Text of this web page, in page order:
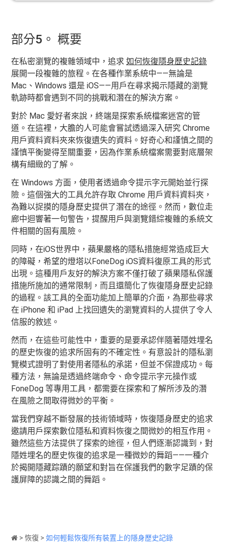
部分5。 概要
在私密瀏覽的複雜領域中，追求如何恢復隱身歷史記錄
展開一段複雜的旅程。在各種作業系統中——無論是
Mac、Windows 還是 iOS——用戶在尋求揭示隱藏的瀏覽
軌跡時都會遇到不同的挑戰和潛在的解決方案。
對於 Mac 愛好者來說，終端是探索系統檔案迷宮的管
道。在這裡，大膽的人可能會嘗試透過深入研究 Chrome
用戶資料資料夾來恢復遺失的資料。好奇心和謹慎之間的
謹慎平衡變得至關重要，因為作業系統檔案需要對底層架
構有細緻的了解。
在 Windows 方面，使用者透過命令提示字元開始並行探
險。這個強大的工具允許存取 Chrome 用戶資料資料夾，
為難以捉摸的隱身歷史提供了潛在的途徑。然而，數位走
廊中迴響著一句警告，提醒用戶與瀏覽錯綜複雜的系統文
件相關的固有風險。
同時，在iOS世界中，蘋果嚴格的隱私措施經常造成巨大
的障礙，希望的燈塔以FoneDog iOS資料復原工具的形式
出現。這種用戶友好的解決方案不僅打破了蘋果隱私保護
措施所施加的通常限制，而且還簡化了恢復隱身歷史記錄
的過程。該工具的全面功能加上簡單的介面，為那些尋求
在 iPhone 和 iPad 上找回遺失的瀏覽資料的人提供了令人
信服的敘述。
然而，在這些可能性中，重要的是要承認伴隨著隱姓埋名
的歷史恢復的追求所固有的不確定性。有意設計的隱私瀏
覽模式證明了對使用者隱私的承諾，但並不保證成功。每
種方法，無論是透過終端命令、命令提示字元操作或
FoneDog 等專用工具，都需要在探索和了解所涉及的潛
在風險之間取得微妙的平衡。
當我們穿越不斷發展的技術領域時，恢復隱身歷史的追求
邀請用戶探索數位隱私和資料恢復之間微妙的相互作用。
雖然這些方法提供了探索的途徑，但人們逐漸認識到，對
隱姓埋名的歷史恢復的追求是一種微妙的舞蹈——一種介
於揭開隱藏踪蹟的願望和對旨在保護我們的數字足蹟的保
護屏障的認識之間的舞蹈。
>恢復 >如何輕鬆恢復所有裝置上的隱身歷史記錄